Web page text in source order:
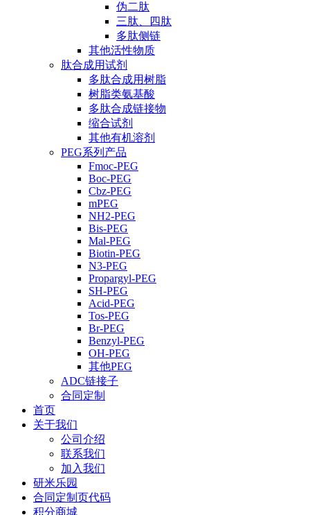
伪二肽
三肽、四肽
多肽侧链
其他活性物质
肽合成用试剂
多肽合成用树脂
树脂类氨基酸
多肽合成链接物
缩合试剂
其他有机溶剂
PEG系列产品
Fmoc-PEG
Boc-PEG
Cbz-PEG
mPEG
NH2-PEG
Bis-PEG
Mal-PEG
Biotin-PEG
N3-PEG
Propargyl-PEG
SH-PEG
Acid-PEG
Tos-PEG
Br-PEG
Benzyl-PEG
OH-PEG
其他PEG
ADC链接子
合同定制
首页
关于我们
公司介绍
联系我们
加入我们
研米乐园
合同定制页代码
积分商城